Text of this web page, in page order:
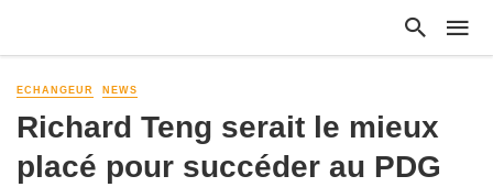
ECHANGEUR NEWS
Richard Teng serait le mieux
placé pour succéder au PDG